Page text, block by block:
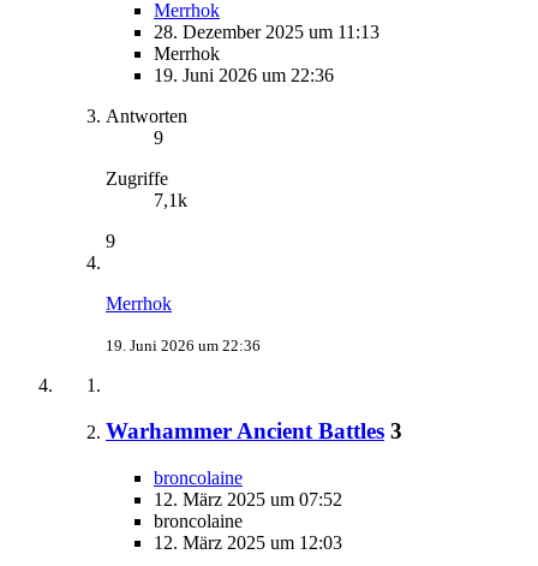
Merrhok
28. Dezember 2025 um 11:13
Merrhok
19. Juni 2026 um 22:36
Antworten
9
Zugriffe
7,1k
9
Merrhok
19. Juni 2026 um 22:36
Warhammer Ancient Battles 3
broncolaine
12. März 2025 um 07:52
broncolaine
12. März 2025 um 12:03